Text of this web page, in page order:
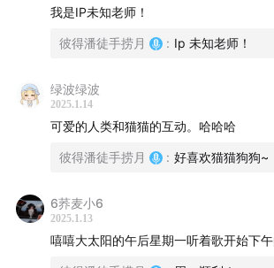
信号的猫叫之后，它快速窜到朋友脚边开
偶遇的小动物串场视线意外增添美好气
又快到了中旬啦～希望今年可以多多放
我是IP未知老师！
彼得潘徒手捞月 : Ip 未知老师！
绿波绿波
2025.1.14
可爱的人类和猫猫的互动。哈哈哈
彼得潘徒手捞月 : 好喜欢猫猫狗狗~
6荞麦小6
2025.1.13
嘻嘻大太阳的午后星期一听着歌开始下